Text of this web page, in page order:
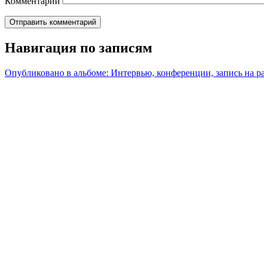
Навигация по записям
Опубликовано в альбоме: Интервью, конференции, запись на